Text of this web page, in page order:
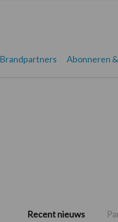
Brandpartners Abonneren
Primaire
Recent nieuws